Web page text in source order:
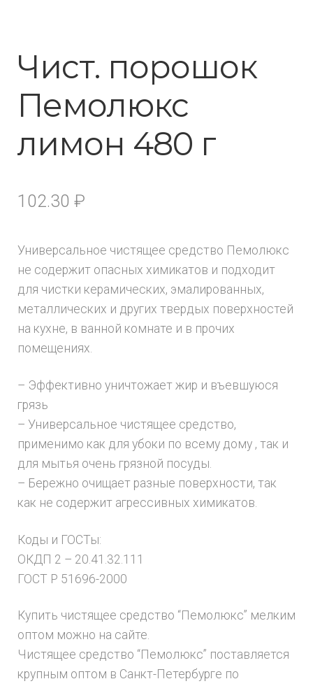
Чист. порошок
Пемолюкс
лимон 480 г
102.30 ₽
Универсальное чистящее средство Пемолюкс
не содержит опасных химикатов и подходит
для чистки керамических, эмалированных,
металлических и других твердых поверхностей
на кухне, в ванной комнате и в прочих
помещениях.
– Эффективно уничтожает жир и въевшуюся
грязь
– Универсальное чистящее средство,
применимо как для убоки по всему дому , так и
для мытья очень грязной посуды.
– Бережно очищает разные поверхности, так
как не содержит агрессивных химикатов.
Коды и ГОСТы:
ОКДП 2 – 20.41.32.111
ГОСТ Р 51696-2000
Купить чистящее средство “Пемолюкс” мелким
оптом можно на сайте.
Чистящее средство “Пемолюкс” поставляется
крупным оптом в Санкт-Петербурге по